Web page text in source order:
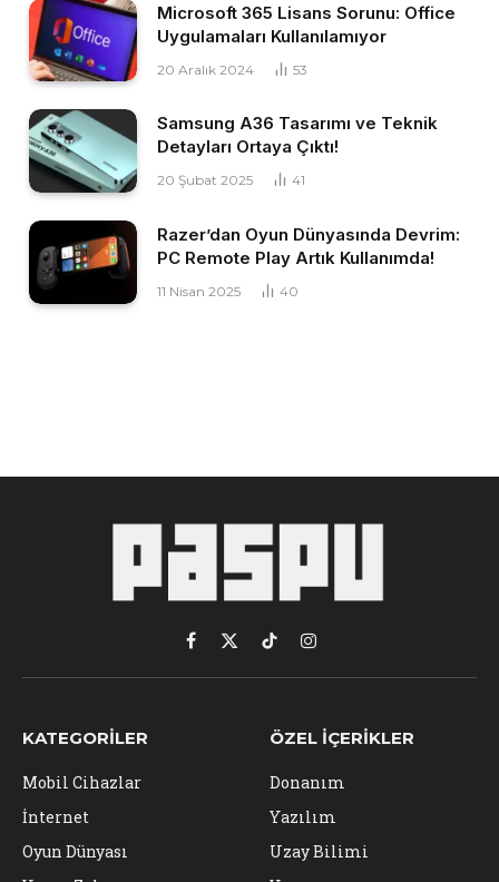
Microsoft 365 Lisans Sorunu: Office
Uygulamaları Kullanılamıyor
20 Aralık 2024 53
Samsung A36 Tasarımı ve Teknik
Detayları Ortaya Çıktı!
20 Şubat 2025 41
Razer’dan Oyun Dünyasında Devrim:
PC Remote Play Artık Kullanımda!
11 Nisan 2025 40
Facebook
X
(Twitter)
TikTokInstagram
KATEGORILER
Mobil Cihazlar
İnternet
Oyun Dünyası
ÖZEL İÇERIKLER
Donanım
Yazılım
Uzay Bilimi